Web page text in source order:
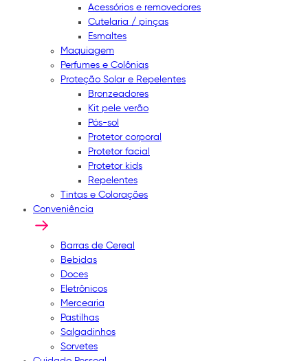
Acessórios e removedores
Cutelaria / pinças
Esmaltes
Maquiagem
Perfumes e Colônias
Proteção Solar e Repelentes
Bronzeadores
Kit pele verão
Pós-sol
Protetor corporal
Protetor facial
Protetor kids
Repelentes
Tintas e Colorações
Conveniência
Barras de Cereal
Bebidas
Doces
Eletrônicos
Mercearia
Pastilhas
Salgadinhos
Sorvetes